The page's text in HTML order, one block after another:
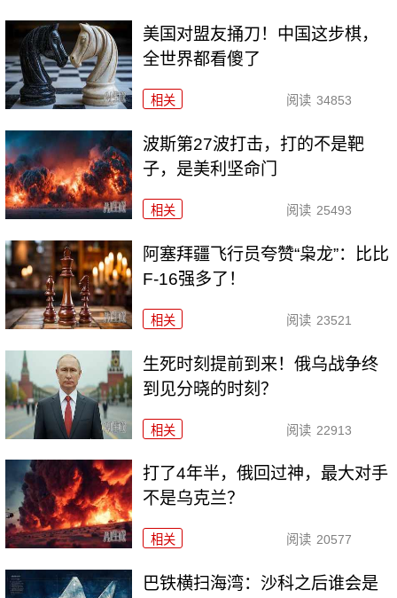
美国对盟友捅刀！中国这步棋，
全世界都看傻了
相关 阅读 34853
波斯第27波打击，打的不是靶
子，是美利坚命门
相关 阅读 25493
阿塞拜疆飞行员夸赞“枭龙”：比比
F-16强多了！
相关 阅读 23521
生死时刻提前到来！俄乌战争终
到见分晓的时刻？
相关 阅读 22913
打了4年半，俄回过神，最大对手
不是乌克兰？
相关 阅读 20577
巴铁横扫海湾：沙科之后谁会是